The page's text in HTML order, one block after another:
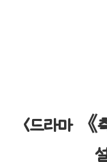
<드라마 《